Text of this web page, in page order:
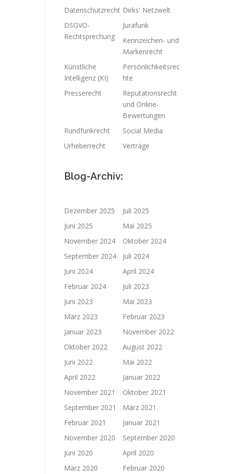
Datenschutzrecht Dirks' Netzwelt
DSGVO-
Rechtsprechung
Jurafunk
Kennzeichen- und
Markenrecht
Künstliche
Intelligenz (KI)
Persönlichkeitsrec
hte
Presserecht
Reputationsrecht
und Online-
Bewertungen
Rundfunkrecht
Social Media
Urheberrecht
Verträge
Blog-Archiv:
Dezember 2025
Juli 2025
Juni 2025
Mai 2025
November 2024
Oktober 2024
September 2024
Juli 2024
Juni 2024
April 2024
Februar 2024
Juli 2023
Juni 2023
Mai 2023
März 2023
Februar 2023
Januar 2023
November 2022
Oktober 2022
August 2022
Juni 2022
Mai 2022
April 2022
Januar 2022
November 2021
Oktober 2021
September 2021
März 2021
Februar 2021
Januar 2021
November 2020
September 2020
Juni 2020
April 2020
März 2020
Februar 2020